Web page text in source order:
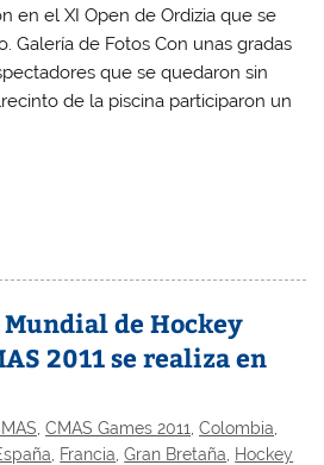
en el XI Open de Ordizia que se
Galería de Fotos Con unas gradas
que se quedaron sin
de la piscina participaron un
de Hockey
2011 se realiza en
,CMAS Games 2011,Colombia,
Francia ,Gran Bretaña
Hockey